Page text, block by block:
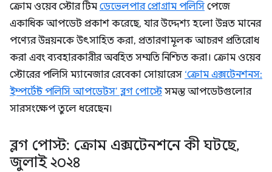
ক্রোম ওয়েব স্টোর টিম ডেভেলপার প্রোগ্রাম পলিসি পেজে
একাধিক আপডেট প্রকাশ করেছে, যার উদ্দেশ্য হলো উন্নত মানের
পণ্যের উন্নয়নকে উৎসাহিত করা, প্রতারণামূলক আচরণ প্রতিরোধ
করা এবং ব্যবহারকারীর অবহিত সম্মতি নিশ্চিত করা। ক্রোম ওয়েব
স্টোরের পলিসি ম্যানেজার রেবেকা সোয়ারেস ‘ক্রোম এক্সটেনশনস:
ইম্পর্টেন্ট পলিসি আপডেটস’ ব্লগ পোস্টেসমস্ত আপডেটগুলোর
সারসংক্ষেপ তুলে ধরেছেন।
ব্লগ পোস্ট: ক্রোম এক্সটেনশনে কী ঘটছে,
জুলাই ২০২৪